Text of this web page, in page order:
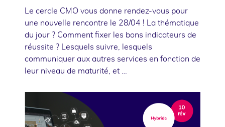
Le cercle CMO vous donne rendez-vous pour
une nouvelle rencontre le 28/04 ! La thématique
du jour ? Comment fixer les bons indicateurs de
réussite ? Lesquels suivre, lesquels
communiquer aux autres services en fonction de
leur niveau de maturité, et …